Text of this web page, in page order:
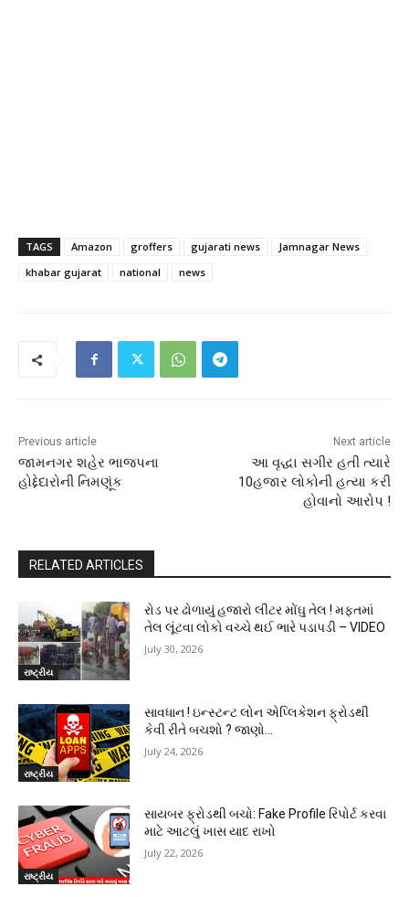
TAGS Amazon groffers gujarati news
Jamnagar News
khabar gujarat
national news
Previous article
જામનગર શહેર ભાજપના
હોદ્દેદારોની નિમણૂંક
Next article
આ વૃદ્ધા સગીર હતી ત્યારે
10હજાર લોકોની હત્યા કરી
હોવાનો આરોપ !
RELATED ARTICLES
રાષ્ટ્રીય
રોડ પર ઢોળાયું હજારો લીટર મોંઘુ તેલ ! મફતમાં
તેલ લૂંટવા લોકો વચ્ચે થઈ ભારે પડાપડી – VIDEO
July 30, 2026
રાષ્ટ્રીય
સાવધાન ! ઇન્સ્ટન્ટ લોન એપ્લિકેશન ફ્રોડથી
કેવી રીતે બચશો ? જાણો…
July 24, 2026
રાષ્ટ્રીય
સાયબર ફ્રોડથી બચો: Fake Profile રિપોર્ટ કરવા
માટે આટલું ખાસ યાદ રાખો
July 22, 2026